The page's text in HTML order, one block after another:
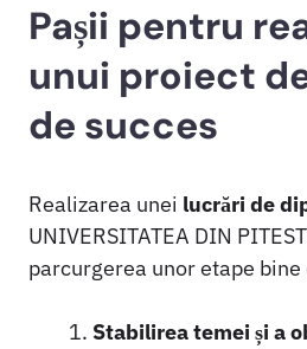
Pașii pentru
unui proiect
de succes
Realizarea unei lucrări de
UNIVERSITATEA DIN
parcurgerea unor etape
Stabilirea temei și a